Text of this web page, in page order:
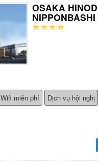
OSAKA
NIPPONBASHI
Wifi miễn phí Dịch vụ hội nghị